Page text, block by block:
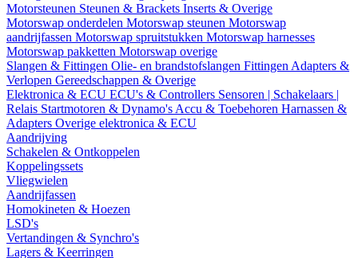
Motorsteunen Steunen & Brackets Inserts & Overige
Motorswap onderdelen Motorswap steunen Motorswap
aandrijfassen Motorswap spruitstukken Motorswap harnesses
Motorswap pakketten Motorswap overige
Slangen & Fittingen Olie- en brandstofslangen Fittingen Adapters &
Verlopen Gereedschappen & Overige
Elektronica & ECU ECU's & Controllers Sensoren | Schakelaars |
Relais Startmotoren & Dynamo's Accu & Toebehoren Harnassen &
Adapters Overige elektronica & ECU
Aandrijving
Schakelen & Ontkoppelen
Koppelingssets
Vliegwielen
Aandrijfassen
Homokineten & Hoezen
LSD's
Vertandingen & Synchro's
Lagers & Keerringen